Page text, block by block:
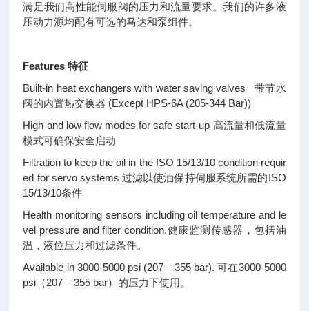
满足我们高性能伺服阀的压力和流量要求。我们的许多液
压动力源均配有可选的马达和泵组件。
Features特征
Built-in heat exchangers with water saving valves 带节水
阀的内置热交换器 (Except HPS-6A (205-344 Bar))
High and low flow modes for safe start-up 高流量和低流量
模式可确保安全启动
Filtration to keep the oil in the ISO 15/13/10 condition requir
ed for servo systems 过滤以使油保持伺服系统所需的ISO
15/13/10条件
Health monitoring sensors including oil temperature and le
vel pressure and filter condition.健康监测传感器，包括油
温，液位压力和过滤条件。
Available in 3000-5000 psi (207 – 355 bar).可在3000-5000
psi（207 – 355 bar）的压力下使用。